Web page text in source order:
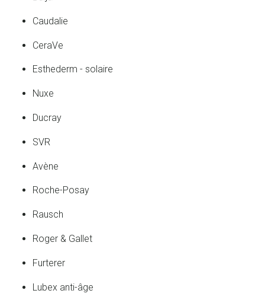
Caudalie
CeraVe
Esthederm - solaire
Nuxe
Ducray
SVR
Avène
Roche-Posay
Rausch
Roger & Gallet
Furterer
Lubex anti-âge